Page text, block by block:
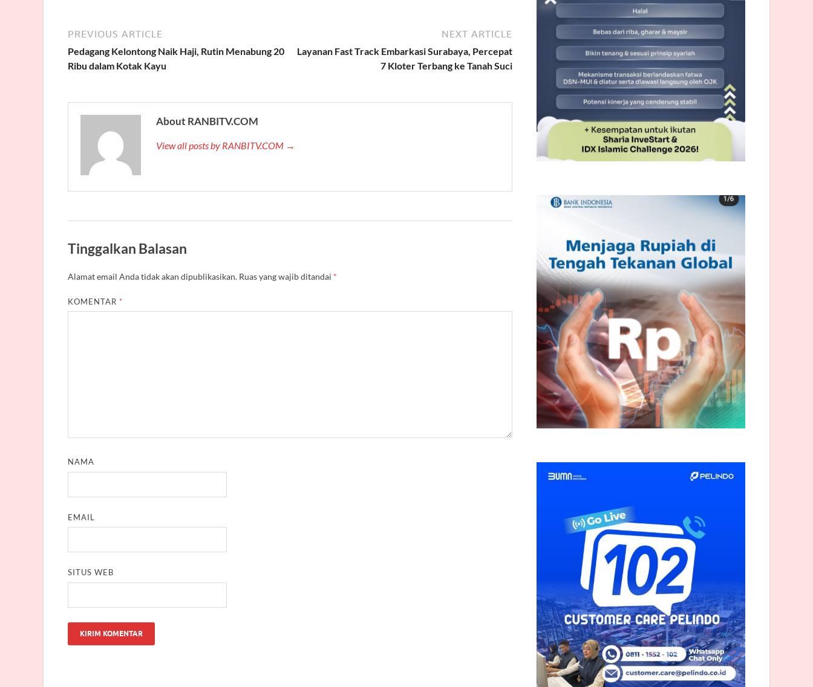
PREVIOUS ARTICLE
Pedagang Kelontong Naik Haji, Rutin Menabung 20
Ribu dalam Kotak Kayu
NEXT ARTICLE
Layanan Fast Track Embarkasi Surabaya, Percepat
7 Kloter Terbang ke Tanah Suci
About RANBITV.COM
View all posts by RANBITV.COM →
Tinggalkan Balasan
Alamat email Anda tidak akan dipublikasikan. Ruas yang wajib ditandai *
KOMENTAR *
NAMA
EMAIL
SITUS WEB